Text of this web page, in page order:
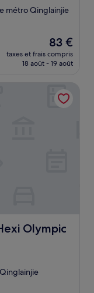
métro Qinglainjie
Le
nouveau
prix
de
83 €
83 €
taxes et frais compris
18 août - 19 août
Olympic
Sports Center
Sports Center